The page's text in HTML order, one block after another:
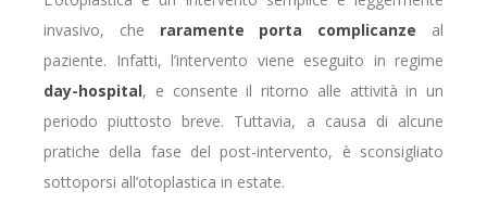
invasivo, che raramente porta complicanze al
paziente. Infatti, l’intervento viene eseguito in regime
day-hospital, e consente il ritorno alle attività in un
periodo piuttosto breve. Tuttavia, a causa di alcune
pratiche della fase del post-intervento, è sconsigliato
sottoporsi all’otoplastica in estate.